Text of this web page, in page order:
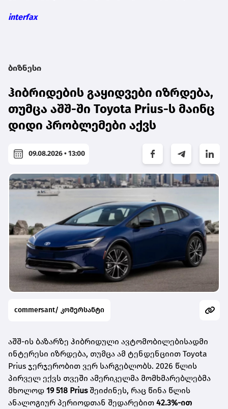
interfax
ბიზნესი
ჰიბრიდების გაყიდვები იზრდება,
თუმცა აშშ-ში Toyota Prius-ს მაინც
დიდი პრობლემები აქვს
09.08.2026 • 13:00
commersant/ კომერსანტი
აშშ-ის ბაზარზე ჰიბრიდული ავტომობილებისადმი
ინტერესი იზრდება, თუმცა ამ ტენდენციით Toyota
Prius ჯერჯერობით ვერ სარგებლობს. 2026 წლის
პირველ ექვს თვეში ამერიკელმა მომხმარებლებმა
მხოლოდ 19 518 Priusშეიძინეს, რაც წინა წლის
ანალოგიურ პერიოდთან შედარებით 42.3%-ით